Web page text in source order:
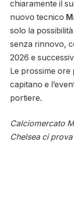
chiaramente il
nuovo tecnico
solo la
senza rinnovo,
2026 e
Le prossime ore
capitano e
portiere.
Calciomercato
Chelsea ci